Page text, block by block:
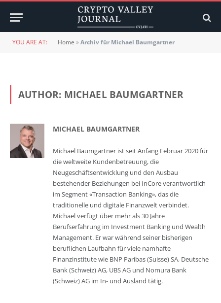
YOU ARE AT: Home »Archiv für Michael Baumgartner
AUTHOR: MICHAEL BAUMGARTNER
MICHAEL BAUMGARTNER
Michael Baumgartner ist seit Anfang Februar 2020 für
die weltweite Kundenbetreuung, die
Neugeschäftsentwicklung und den Ausbau
bestehender Beziehungen bei InCore verantwortlich
im Segment «Transaction Banking», das die
traditionelle und digitale Finanzwelt verbindet.
Michael verfügt über mehr als 30 Jahre
Berufserfahrung im Investment Banking und Wealth
Management. Er war während seiner bisherigen
beruflichen Laufbahn für viele namhafte
Finanzinstitute wie BNP Paribas (Suisse) SA, Deutsche
Bank (Schweiz) AG, UBS AG und Nomura Bank
(Schweiz) AG im In- und Ausland tätig.